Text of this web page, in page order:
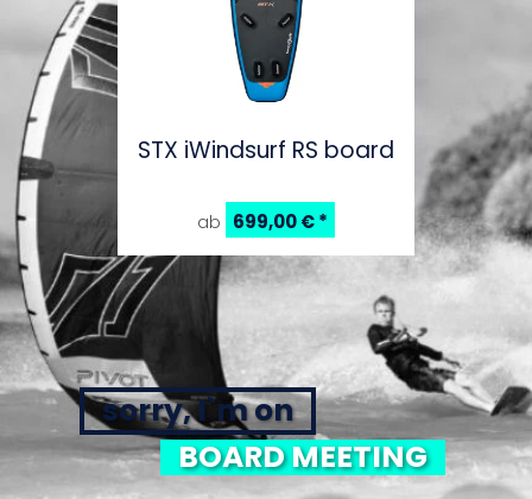
STX iWindsurf RS board
ab 699,00 €*
sorry, I`m on
BOARD MEETING